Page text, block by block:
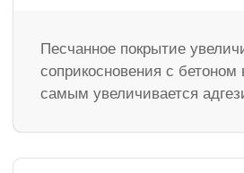
Песчанное покрытие
соприкосновения с бетоном
самым увеличивается